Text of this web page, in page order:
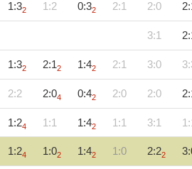
1:32 1:2 0:32 2:1 2:0
3:1
1:32 2:12 1:42 2:1 3:0
2:2 2:04 0:42 2:0 2:0
1:24 1:1 1:42 1:1 3:1
1:24 1:02 1:42 1:0 2:22